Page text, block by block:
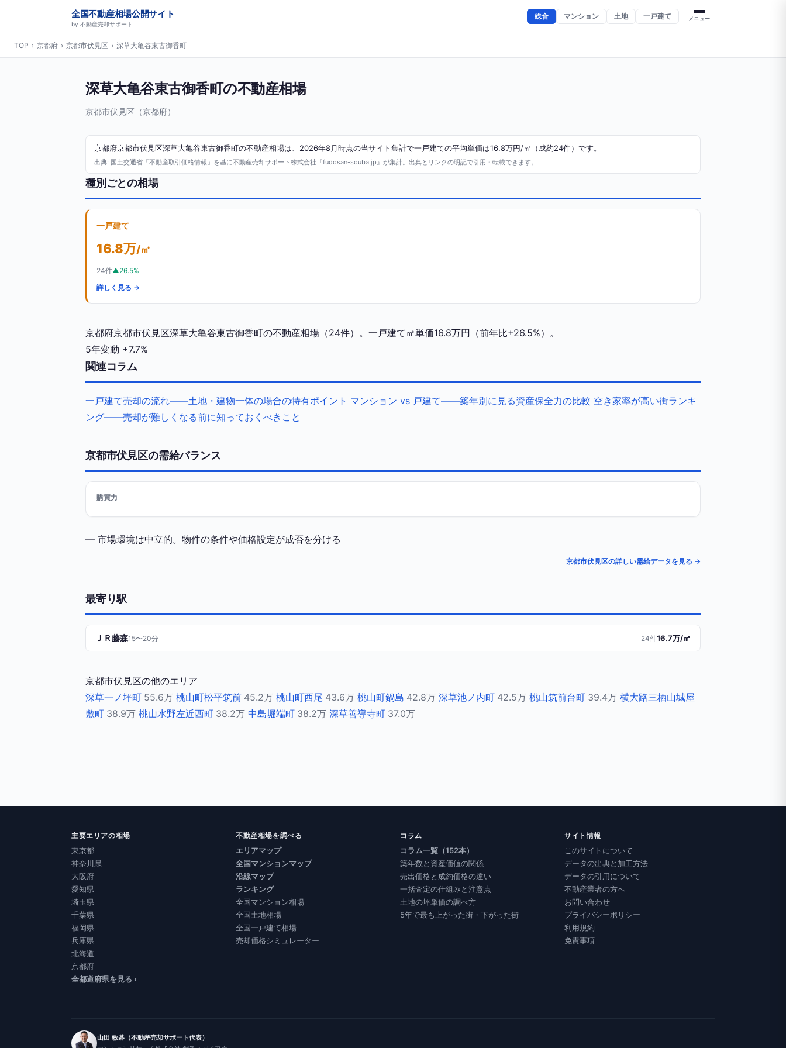
全国不動産相場公開サイト
by 不動産売却サポート
総合 マンション 土地 一戸建て メニュー
TOP › 京都府 › 京都市伏見区 › 深草大亀谷東古御香町
深草大亀谷東古御香町の不動産相場
京都市伏見区（京都府）
京都府京都市伏見区深草大亀谷東古御香町の不動産相場は、2026年8月時点の当サイト集計で一戸建ての平均単価は16.8万円/㎡（成約24件）です。
出典: 国土交通省「不動産取引価格情報」を基に不動産売却サポート株式会社『fudosan-souba.jp』が集計。出典とリンクの明記で引用・転載できます。
種別ごとの相場
一戸建て
16.8万/㎡
24件▲26.5%
詳しく見る →
京都府京都市伏見区深草大亀谷東古御香町の不動産相場（24件）。一戸建て㎡単価16.8万円（前年比+26.5%）。
5年変動 +7.7%
関連コラム
一戸建て売却の流れ——土地・建物一体の場合の特有ポイント マンション vs 戸建て——築年別に見る資産保全力の比較 空き家率が高い街ランキ
ング——売却が難しくなる前に知っておくべきこと
京都市伏見区の需給バランス
購買力
— 市場環境は中立的。物件の条件や価格設定が成否を分ける
京都市伏見区の詳しい需給データを見る →
最寄り駅
ＪＲ藤森15〜20分 24件16.7万/㎡
京都市伏見区の他のエリア
深草一ノ坪町 55.6万 桃山町松平筑前 45.2万 桃山町西尾 43.6万 桃山町鍋島 42.8万 深草池ノ内町 42.5万 桃山筑前台町 39.4万 横大路三栖山城屋
敷町 38.9万 桃山水野左近西町 38.2万 中島堀端町 38.2万 深草善導寺町 37.0万
主要エリアの相場
東京都
神奈川県
大阪府
愛知県
埼玉県
千葉県
福岡県
兵庫県
北海道
京都府
全都道府県を見る ›
不動産相場を調べる
エリアマップ
全国マンションマップ
沿線マップ
ランキング
全国マンション相場
全国土地相場
全国一戸建て相場
売却価格シミュレーター
コラム
コラム一覧（152本）
築年数と資産価値の関係
売出価格と成約価格の違い
一括査定の仕組みと注意点
土地の坪単価の調べ方
5年で最も上がった街・下がった街
サイト情報
このサイトについて
データの出典と加工方法
データの引用について
不動産業者の方へ
お問い合わせ
プライバシーポリシー
利用規約
免責事項
山田 敏碁（不動産売却サポート代表）